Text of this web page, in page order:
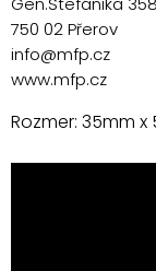
750 02 Přerov
info@mfp.cz
www.mfp.cz
Rozmer: 35mm x